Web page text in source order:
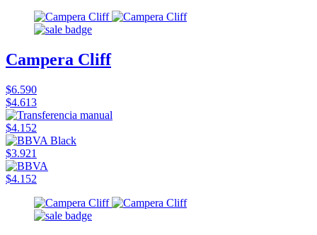
Campera Cliff
$6.590
$4.613
$4.152
$3.921
$4.152